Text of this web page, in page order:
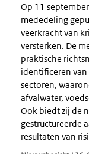
Op 11
mededeling
veerkracht van
versterken. De
praktische
identificeren
sectoren,
afvalwater,
Ook biedt zij de
gestructureerde
resultaten van